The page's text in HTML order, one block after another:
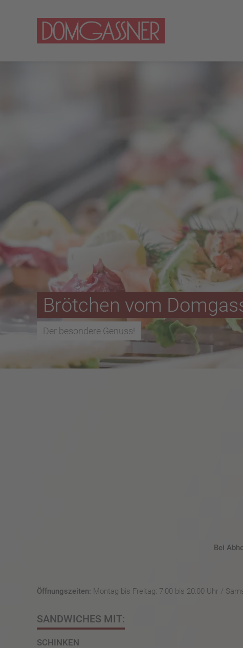
Brötchen vom
Der besondere Genuss!
Bei
Öffnungszeiten: Montag bis Freitag: 7:00 bis 20:00 Uhr /
SANDWICHES MIT:
SCHINKEN